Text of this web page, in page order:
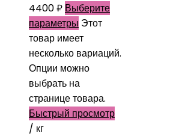
4400₽ Выберите
параметры Этот
товар имеет
несколько вариаций.
Опции можно
выбрать на
странице товара.
Быстрый просмотр
/ кг